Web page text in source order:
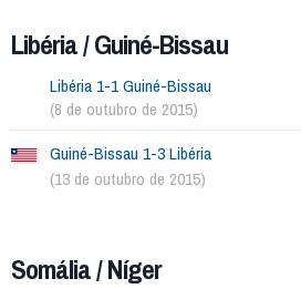
Libéria / Guiné-Bissau
Libéria 1-1 Guiné-Bissau
(8 de outubro de 2015)
Guiné-Bissau 1-3 Libéria
(13 de outubro de 2015)
Somália / Níger